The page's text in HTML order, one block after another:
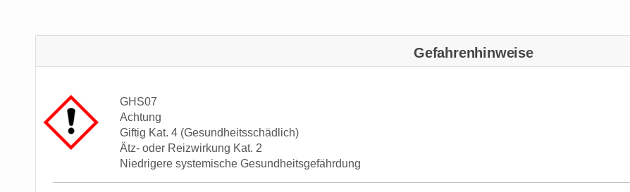
Gefahrenhinweise
GHS07
Achtung
Giftig Kat. 4 (Gesundheitsschädlich)
Ätz- oder Reizwirkung Kat. 2
Niedrigere systemische Gesundheitsgefährdung